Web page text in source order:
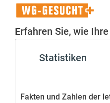
WG-
Gesucht+
Erfahren Sie, wie
Statistiken
Fakten und Zahlen der